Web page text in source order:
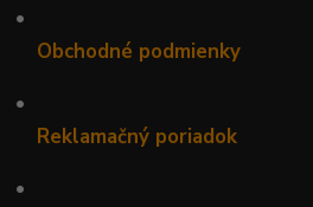
•
Obchodné podmienky
•
Reklamačný poriadok
•